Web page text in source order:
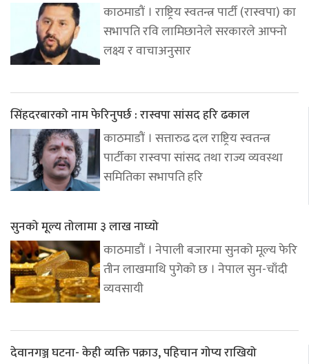
काठमाडौं । राष्ट्रिय स्वतन्त्र पार्टी (रास्वपा) का
सभापति रवि लामिछानेले सरकारले आफ्नो
लक्ष्य र वाचाअनुसार
सिंहदरबारको नाम फेरिनुपर्छ : रास्वपा सांसद हरि ढकाल
काठमाडौं । सत्तारुढ दल राष्ट्रिय स्वतन्त्र
पार्टीका रास्वपा सांसद तथा राज्य व्यवस्था
समितिका सभापति हरि
सुनको मूल्य तोलामा ३ लाख नाघ्यो
काठमाडौं । नेपाली बजारमा सुनको मूल्य फेरि
तीन लाखमाथि पुगेको छ । नेपाल सुन-चाँदी
व्यवसायी
देवानगञ्ज घटना- केही व्यक्ति पक्राउ, पहिचान गोप्य राखियो